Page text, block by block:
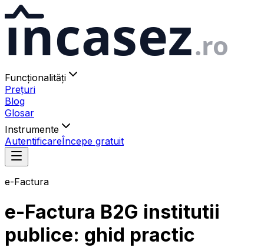
ıncasez.ro
Funcționalități
Prețuri
Blog
Glosar
Instrumente
AutentificareÎncepe gratuit
e-Factura
e-Factura B2G institutii
publice: ghid practic